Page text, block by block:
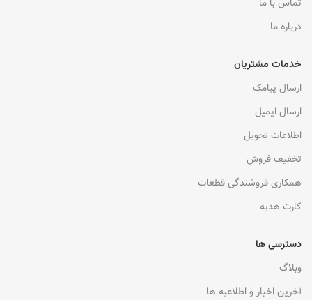
تماس با ما
درباره ما
خدمات مشتریان
ارسال پیامک
ارسال ایمیل
اطلاعات تحویل
تخفیف فروش
همکاری فروشندگی قطعات
کارت هدیه
دسترسی ها
وبلاگ
آخرین اخبار و اطلاعیه ها